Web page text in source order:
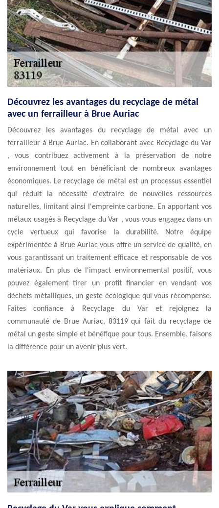
Découvrez les avantages du recyclage de métal
avec un ferrailleur à Brue Auriac
Découvrez les avantages du recyclage de métal avec un
ferrailleur à Brue Auriac. En collaborant avec Recyclage du Var
, vous contribuez activement à la préservation de notre
environnement tout en bénéficiant de nombreux avantages
économiques. Le recyclage de métal est un processus essentiel
qui réduit la nécessité d'extraire de nouvelles ressources
naturelles, limitant ainsi l'empreinte carbone. En apportant vos
métaux usagés à Recyclage du Var , vous vous engagez dans un
cycle vertueux qui favorise la durabilité. Notre équipe
expérimentée à Brue Auriac vous offre un service de qualité, en
vous garantissant un traitement efficace et responsable de vos
matériaux. En plus de l'impact environnemental positif, vous
pouvez également tirer un profit financier en vendant vos
déchets métalliques, un geste écologique qui vous récompense.
Faites confiance à Recyclage du Var et rejoignez la
communauté de Brue Auriac, 83119 qui fait du recyclage de
métal un geste simple et bénéfique pour tous. Ensemble, faisons
la différence pour un avenir plus vert.